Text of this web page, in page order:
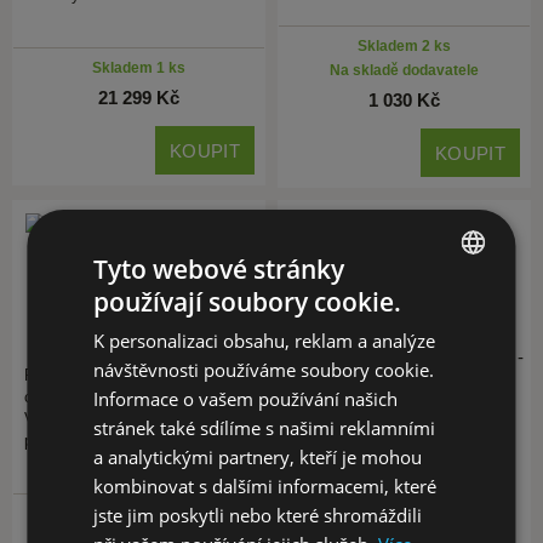
Skladem 1 ks
21 299 Kč
KOUPIT
Skladem 2 ks
Na skladě dodavatele
1 030 Kč
KOUPIT
Sluneční clona pro Viper 50
mm Sunshade, Vortex
Praktická ochranná sluneční
clona určená pro puškohledy
Vortex Viper s objektivem o
průměru 50 mm. Tato černá…
Skladem 2 ks
Na skladě dodavatele
Krytka zbraňující odleskům
KILLflash ARD pro StrikeFire -
se závitem, Vortex
Kill-Flash krytka objektivu
kolimátoru Vortex StrikeFire.
Kill-Flash obecně slouží k
eliminaci nežádoucích odlesků
od…
EN
Tyto webové stránky
používají soubory cookie.
K personalizaci obsahu, reklam a analýze
návštěvnosti používáme soubory cookie.
Informace o vašem používání našich
stránek také sdílíme s našimi reklamními
a analytickými partnery, kteří je mohou
kombinovat s dalšími informacemi, které
jste jim poskytli nebo které shromáždili